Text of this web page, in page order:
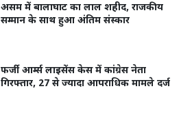
असम में बालाघाट का लाल शहीद, राजकीय
सम्मान के साथ हुआ अंतिम संस्कार
फर्जी आर्म्स लाइसेंस केस में कांग्रेस नेता
गिरफ्तार, 27 से ज्यादा आपराधिक मामले दर्ज